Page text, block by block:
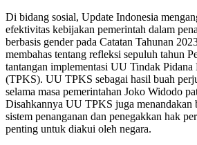
Di bidang sosial, Update Indonesia
efektivitas kebijakan pemerintah dalam
berbasis gender pada Catatan Tahunan
membahas tentang refleksi sepuluh tahun
tantangan implementasi UU Tindak Pidana
(TPKS). UU TPKS sebagai hasil buah
selama masa pemerintahan Joko Widodo
Disahkannya UU TPKS juga menandakan
sistem penanganan dan penegakkan hak
penting untuk diakui oleh negara.